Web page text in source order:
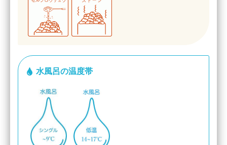
水風呂の温度帯